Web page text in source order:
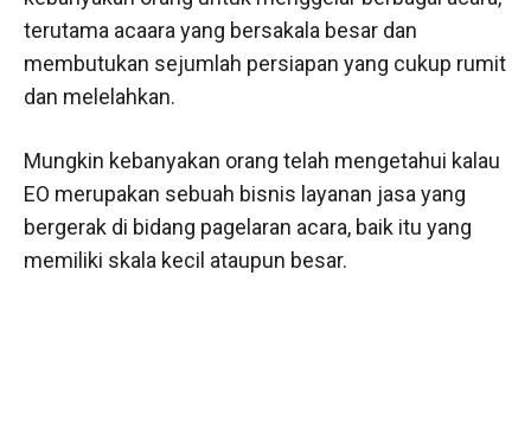
terutama acaara yang bersakala besar dan
membutukan sejumlah persiapan yang cukup rumit
dan melelahkan.
Mungkin kebanyakan orang telah mengetahui kalau
EO merupakan sebuah bisnis layanan jasa yang
bergerak di bidang pagelaran acara, baik itu yang
memiliki skala kecil ataupun besar.